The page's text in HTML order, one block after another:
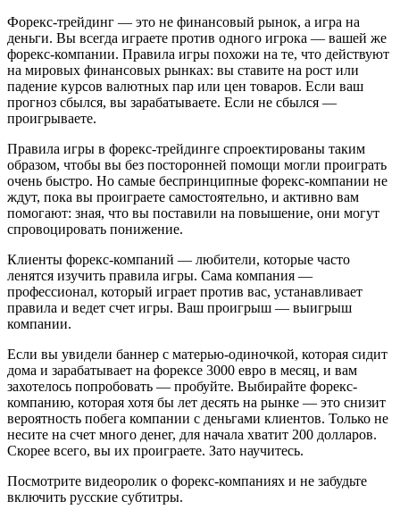
Форекс-трейдинг — это не финансовый рынок, а игра на
деньги. Вы всегда играете против одного игрока — вашей же
форекс-компании. Правила игры похожи на те, что действуют
на мировых финансовых рынках: вы ставите на рост или
падение курсов валютных пар или цен товаров. Если ваш
прогноз сбылся, вы зарабатываете. Если не сбылся —
проигрываете.
Правила игры в форекс-трейдинге спроектированы таким
образом, чтобы вы без посторонней помощи могли проиграть
очень быстро. Но самые беспринципные форекс-компании не
ждут, пока вы проиграете самостоятельно, и активно вам
помогают: зная, что вы поставили на повышение, они могут
спровоцировать понижение.
Клиенты форекс-компаний — любители, которые часто
ленятся изучить правила игры. Сама компания —
профессионал, который играет против вас, устанавливает
правила и ведет счет игры. Ваш проигрыш — выигрыш
компании.
Если вы увидели баннер с матерью-одиночкой, которая сидит
дома и зарабатывает на форексе 3000 евро в месяц, и вам
захотелось попробовать — пробуйте. Выбирайте форекс-
компанию, которая хотя бы лет десять на рынке — это снизит
вероятность побега компании с деньгами клиентов. Только не
несите на счет много денег, для начала хватит 200 долларов.
Скорее всего, вы их проиграете. Зато научитесь.
Посмотрите видеоролик о форекс-компаниях и не забудьте
включить русские субтитры.